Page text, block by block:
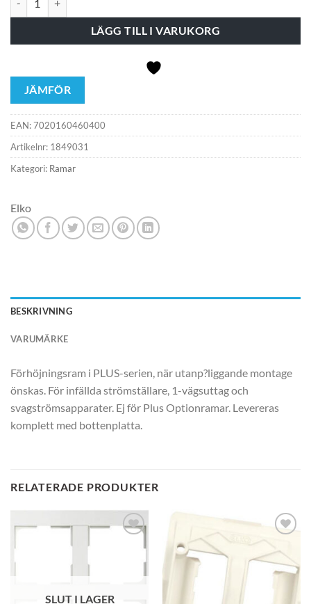
LÄGG TILL I VARUKORG
JÄMFÖR
EAN:7020160460400
Artikelnr: 1849031
Kategori: Ramar
Elko
BESKRIVNING
VARUMÄRKE
Förhöjningsram i PLUS-serien, när utanp?liggande montage
önskas. För infällda strömställare, 1-vägsuttag och
svagströmsapparater. Ej för Plus Optionramar. Levereras
komplett med bottenplatta.
RELATERADE PRODUKTER
SLUT I LAGER